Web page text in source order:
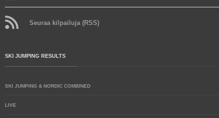
Seuraa kilpailuja (RSS)
SKI JUMPING RESULTS
SKI JUMPING & NORDIC COMBINED
LIVE